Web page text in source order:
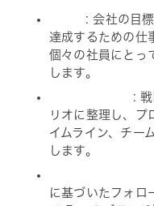
: 会社の目
達成するための仕
個々の社員にとっ
します。
:
リオに整理し、プ
イムライン、チー
します。
に基づいたフォロ